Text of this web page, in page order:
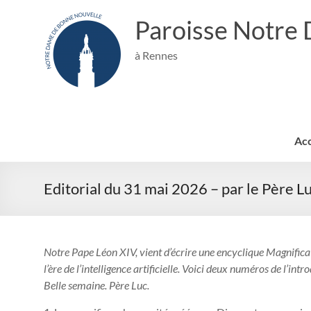
Paroisse Notre
à Rennes
Editorial du 31 mai 2026 – par le Père
Notre Pape Léon XIV, vient d’écrire une encyclique
l’ère de l’intelligence artificielle. Voici deux numéros de
Belle semaine. Père Luc.